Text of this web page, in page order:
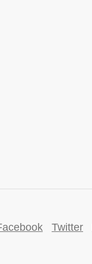
Twitter